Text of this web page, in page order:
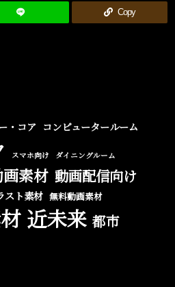
Copy
・コア コンピュータールーム
スマホ向け ダイニングルーム
素材 動画配信向け
スト素材 無料動画素材
近未来 都市